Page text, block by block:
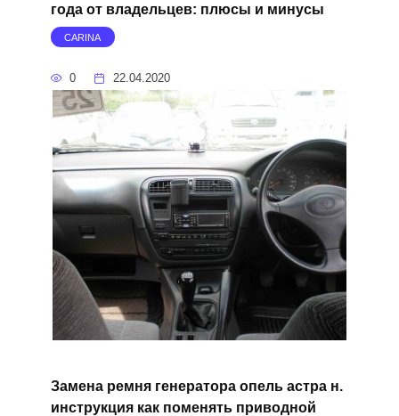
года от владельцев: плюсы и минусы
CARINA
0 22.04.2020
Замена ремня генератора опель астра н.
инструкция как поменять приводной